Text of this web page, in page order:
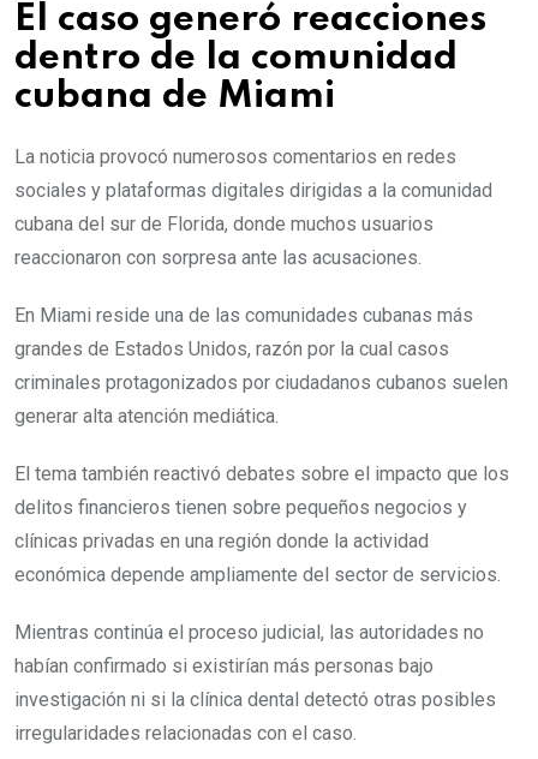
El caso generó reacciones
dentro de la comunidad
cubana de Miami
La noticia provocó numerosos comentarios en redes
sociales y plataformas digitales dirigidas a la comunidad
cubana del sur de Florida, donde muchos usuarios
reaccionaron con sorpresa ante las acusaciones.
En Miami reside una de las comunidades cubanas más
grandes de Estados Unidos, razón por la cual casos
criminales protagonizados por ciudadanos cubanos suelen
generar alta atención mediática.
El tema también reactivó debates sobre el impacto que los
delitos financieros tienen sobre pequeños negocios y
clínicas privadas en una región donde la actividad
económica depende ampliamente del sector de servicios.
Mientras continúa el proceso judicial, las autoridades no
habían confirmado si existirían más personas bajo
investigación ni si la clínica dental detectó otras posibles
irregularidades relacionadas con el caso.